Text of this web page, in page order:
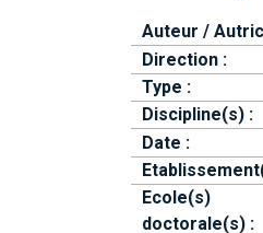
Auteur /
Direction :
Type :
Discipline(s) :
Date :
Ecole(s)
doctorale(s) :